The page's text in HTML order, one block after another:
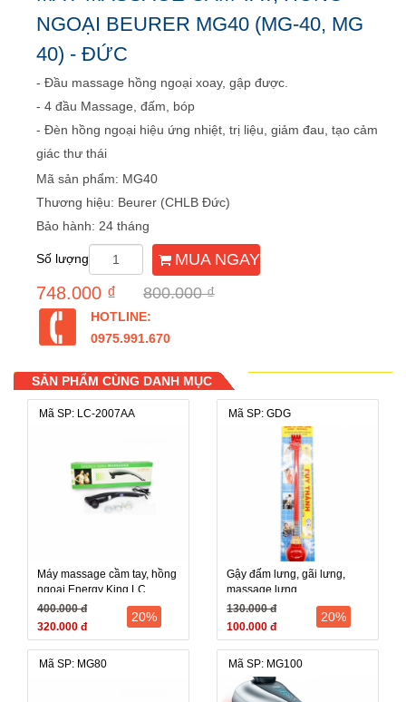
NGOẠI BEURER MG40 (MG-40, MG
40) - ĐỨC
- Đầu massage hồng ngoại xoay, gập được.
- 4 đầu Massage, đấm, bóp
- Đèn hồng ngoại hiệu ứng nhiệt, trị liệu, giảm đau, tạo cảm
giác thư thái
Mã sản phẩm: MG40
Thương hiệu: Beurer (CHLB Đức)
Bảo hành: 24 tháng
Số lượng MUA NGAY
748.000 ₫ 800.000 ₫
HOTLINE:
0975.991.670
SẢN PHẨM CÙNG DANH MỤC
Mã SP: LC-2007AA
Máy massage cầm tay, hồng
ngoại Energy King LC
2007AA (LC-2007AA,
LC2007AA)
400.000 đ
320.000 đ
20%
Mã SP: GDG
Gậy đấm lưng, gãi lưng,
massage lưng
130.000 đ
100.000 đ
20%
Mã SP: MG80 Mã SP: MG100